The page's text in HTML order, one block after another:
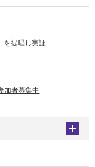
を提唱し実証
加者募集中
+